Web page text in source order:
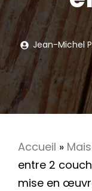
Jean-Michel
Accueil »
entre 2
mise en